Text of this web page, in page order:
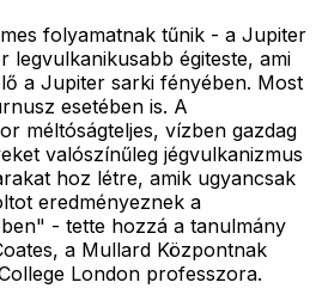
folyamatnak tűnik - a Jupiter
legvulkanikusabb égiteste, ami
a Jupiter sarki fényében. Most
esetében is. A
méltóságteljes, vízben gazdag
valószínűleg jégvulkanizmus
hoz létre, amik ugyancsak
eredményeznek a
- tette hozzá a tanulmány
a Mullard Központnak
London professzora.